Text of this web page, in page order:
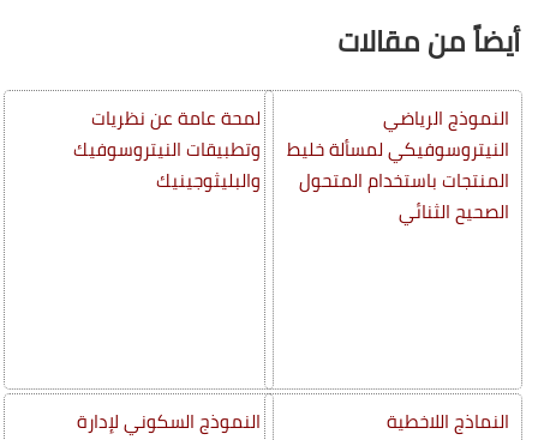
أيضاً من مقالات
النموذج الرياضي
النيتروسوفيكي لمسألة خليط
المنتجات باستخدام المتحول
الصحيح الثنائي
النماذج اللاخطية
لمحة عامة عن نظريات
وتطبيقات النيتروسوفيك
والبليثوجينيك
النموذج السكوني لإدارة